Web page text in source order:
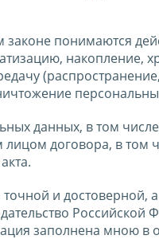
понимаются
накопление,
данных, в том
лицом договора, в том
и достоверной,
Российской
заполнена мною в